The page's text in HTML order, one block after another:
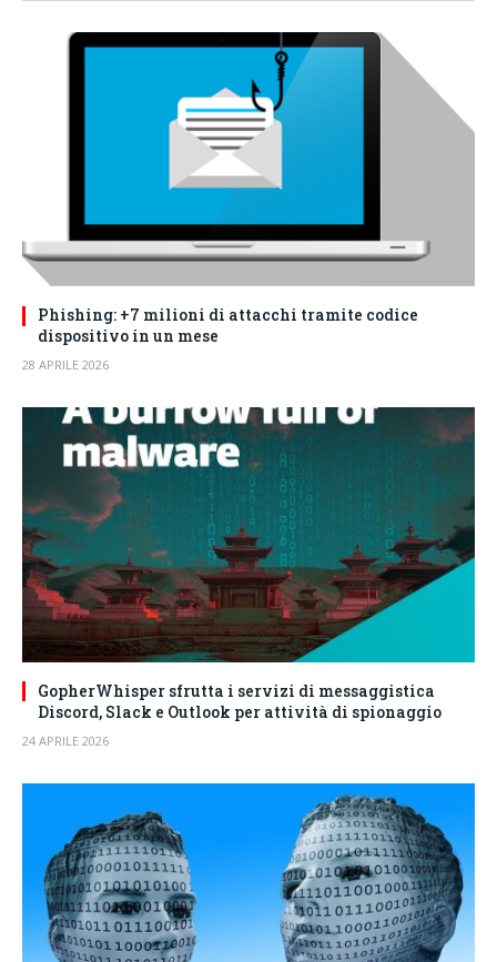
Phishing: +7 milioni di attacchi tramite codice
dispositivo in un mese
28 APRILE 2026
GopherWhisper sfrutta i servizi di messaggistica
Discord, Slack e Outlook per attività di spionaggio
24 APRILE 2026